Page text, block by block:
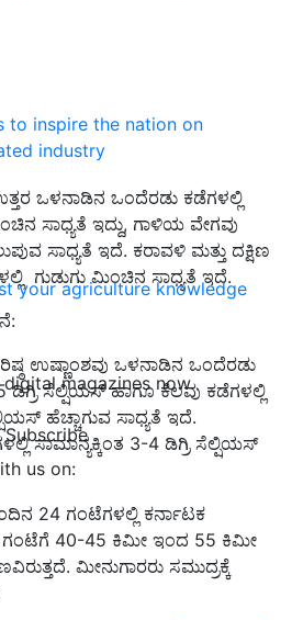
to inspire the nation on
industry
your agriculture knowledge
magazines now
Subscribe
us on:
ಒಳನಾಡಿನ ಒಂದೆರಡು ಕಡೆಗಳಲ್ಲಿ
ಸಾಧ್ಯತೆ ಇದ್ದು, ಗಾಳಿಯ ವೇಗವು
ಸಾಧ್ಯತೆ ಇದೆ. ಕರಾವಳಿ ಮತ್ತು ದಕ್ಷಿಣ
ಗುಡುಗು ಮಿಂಚಿನ ಸಾಧ್ಯತೆ ಇದೆ.
ಉಷ್ಣಾಂಶವು ಒಳನಾಡಿನ ಒಂದೆರಡು
ಡಿಗ್ರಿ ಸೆಲ್ಷಿಯಸ್ ಹಾಗೂ ಕೆಲವು ಕಡೆಗಳಲ್ಲಿ
ಹೆಚ್ಚಾಗುವ ಸಾಧ್ಯತೆ ಇದೆ.
ಸಾಮಾನ್ಯಕ್ಕಿಂತ 3-4 ಡಿಗ್ರಿ ಸೆಲ್ಷಿಯಸ್
24 ಗಂಟೆಗಳಲ್ಲಿ ಕರ್ನಾಟಕ
ಗಂಟೆಗೆ 40-45 ಕಿಮೀ ಇಂದ 55 ಕಿಮೀ
ಮೀನುಗಾರರು ಸಮುದ್ರಕ್ಕೆ